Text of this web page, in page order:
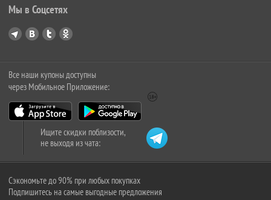
Мы в Соцсетях
Все наши купоны доступны
через Мобильное Приложение:
Ищите скидки поблизости,
не выходя из чата:
Сэкономьте до 90% при любых покупках
Подпишитесь на самые выгодные предложения